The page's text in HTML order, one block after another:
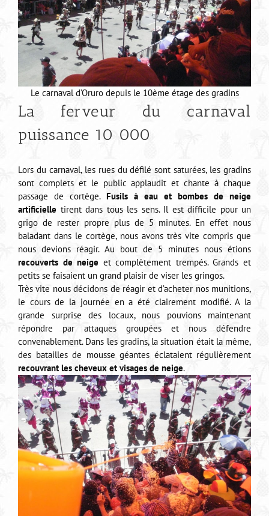
Le carnaval d’Oruro depuis le 10ème étage des gradins
La ferveur du carnaval
puissance 10 000
Lors du carnaval, les rues du défilé sont saturées, les gradins
sont complets et le public applaudit et chante à chaque
passage de cortège. Fusils à eau et bombes de neige
artificielle tirent dans tous les sens. Il est difficile pour un
grigo de rester propre plus de 5 minutes. En effet nous
baladant dans le cortège, nous avons très vite compris que
nous devions réagir. Au bout de 5 minutes nous étions
recouverts de neige et complètement trempés. Grands et
petits se faisaient un grand plaisir de viser les gringos.
Très vite nous décidons de réagir et d’acheter nos munitions,
le cours de la journée en a été clairement modifié. A la
grande surprise des locaux, nous pouvions maintenant
répondre par attaques groupées et nous défendre
convenablement. Dans les gradins, la situation était la même,
des batailles de mousse géantes éclataient régulièrement
recouvrant les cheveux et visages de neige.